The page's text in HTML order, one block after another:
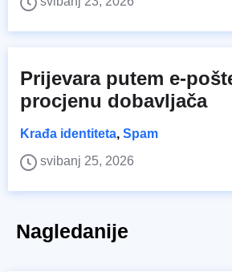
Prijevara putem e-
procjenu dobavljača
Krađa identiteta, Spam
svibanj 25, 2026
Nagledanije